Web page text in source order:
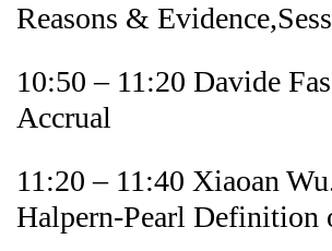
Reasons &
10:50 – 11:20 Davide
Accrual
11:20 – 11:40 Xiaoan
Halpern-Pearl Definition